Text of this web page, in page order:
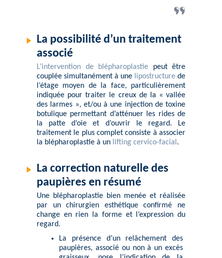
La possibilité d’un traitement
associé
L’intervention de blépharoplastie peut être
couplée simultanément à une lipostructure de
l’étage moyen de la face, particulièrement
indiquée pourtraiter le creuxde la « vallée
des larmes », et/ou à une injection de toxine
botulique permettant d’atténuer les rides de
la patte d’oie et d’ouvrir le regard. Le
traitement le plus complet consiste à associer
la blépharoplastie à un lifting cervico-facial .
La correction naturelle des
paupières en résumé
Une blépharoplastie bien menée et réalisée
par un chirurgien esthétique confirmé ne
change en rien la forme et l’expression du
regard.
La présence d’un relâchement des
paupières, associé ou non à un excès